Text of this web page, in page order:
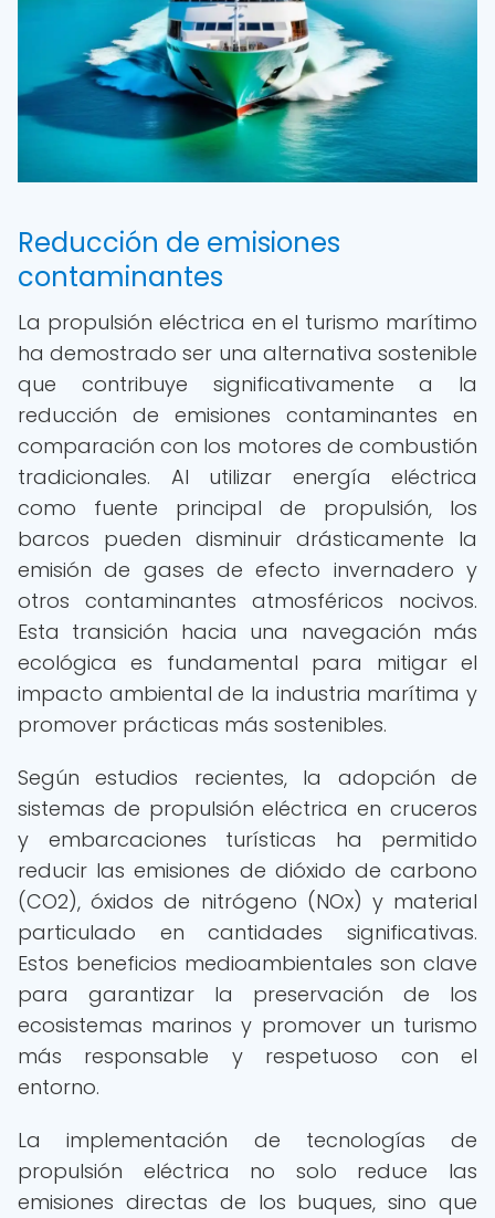
Reducción de emisiones
contaminantes
La propulsión eléctrica en el turismo marítimo
ha demostrado ser una alternativa sostenible
que contribuye significativamente a la
reducción de emisiones contaminantes en
comparación con los motores de combustión
tradicionales. Al utilizar energía eléctrica
como fuente principal de propulsión, los
barcos pueden disminuir drásticamente la
emisión de gases de efecto invernadero y
otros contaminantes atmosféricos nocivos.
Esta transición hacia una navegación más
ecológica es fundamental para mitigar el
impacto ambiental de la industria marítima y
promover prácticas más sostenibles.
Según estudios recientes, la adopción de
sistemas de propulsión eléctrica en cruceros
y embarcaciones turísticas ha permitido
reducir las emisiones de dióxido de carbono
(CO2), óxidos de nitrógeno (NOx) y material
particulado en cantidades significativas.
Estos beneficios medioambientales son clave
para garantizar la preservación de los
ecosistemas marinos y promover un turismo
más responsable y respetuoso con el
entorno.
La implementación de tecnologías de
propulsión eléctrica no solo reduce las
emisiones directas de los buques, sino que